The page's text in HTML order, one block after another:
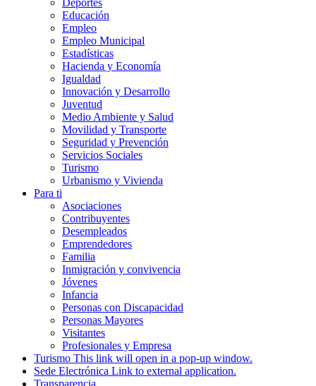
Educación
Empleo
Empleo Municipal
Estadísticas
Hacienda y Economía
Igualdad
Innovación y Desarrollo
Juventud
Medio Ambiente y Salud
Movilidad y Transporte
Seguridad y Prevención
Servicios Sociales
Turismo
Urbanismo y Vivienda
Para ti
Asociaciones
Contribuyentes
Desempleados
Emprendedores
Familia
Inmigración y convivencia
Jóvenes
Infancia
Personas con Discapacidad
Personas Mayores
Visitantes
Profesionales y Empresa
Turismo This link will open in a pop-up window.
Sede Electrónica Link to external application.
Transparencia